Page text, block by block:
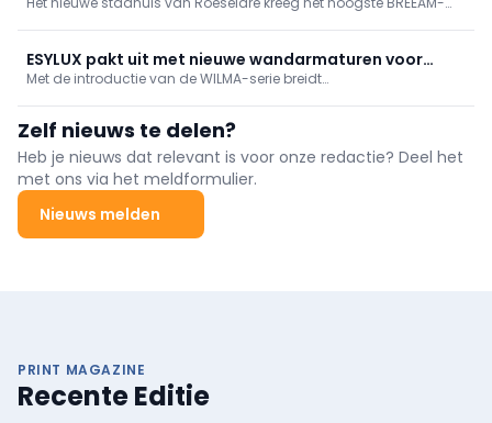
wereld: BREEAM Outstanding
drinkwater/jaar, verbruikt 30% minder verwarmingsenergie via
warmtenet en zonne-energie, met 95% eigenverbruik.
ESYLUX pakt uit met nieuwe wandarmaturen voor
buitengebruik
Met de introductie van de WILMA-serie breidt
WILMA-modellen zijn uitgerust met een optionele
bewegingsmelder en beschikken over ...
Zelf nieuws te delen?
Heb je nieuws dat relevant is voor onze redactie? Deel het
met ons via het meldformulier.
Nieuws melden
PRINT MAGAZINE
Recente Editie